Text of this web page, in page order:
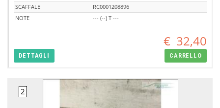
SCAFFALE
RC0001208896
NOTE
--- (--) T ---
€ 32,40
DETTAGLI CARRELLO